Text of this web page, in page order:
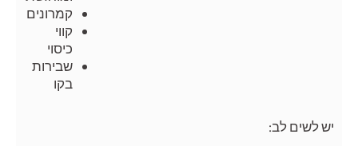
קמרונים
קווי
כיסוי
שבירות
בקו
יש לשים לב: